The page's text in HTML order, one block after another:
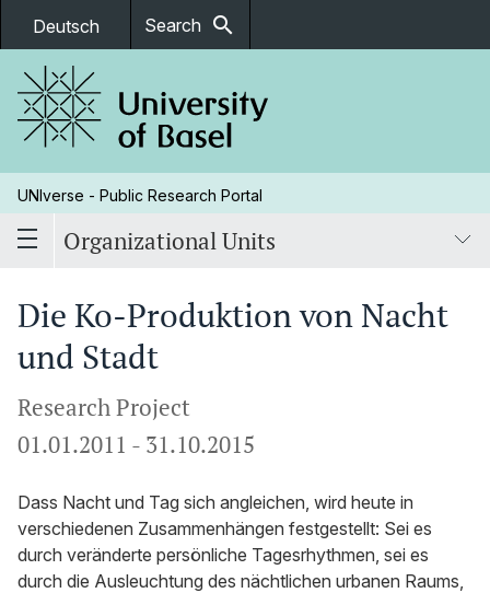
Deutsch Search search
UNIverse - Public Research Portal
Organizational Units
Die Ko-Produktion von Nacht
und Stadt
Research Project
01.01.2011 - 31.10.2015
Dass Nacht und Tag sich angleichen, wird heute in
verschiedenen Zusammenhängen festgestellt: Sei es
durch veränderte persönliche Tagesrhythmen, sei es
durch die Ausleuchtung des nächtlichen urbanen Raums,